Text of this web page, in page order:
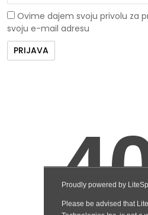
Ovime dajem svoju privolu za
svoju e-mail adresu